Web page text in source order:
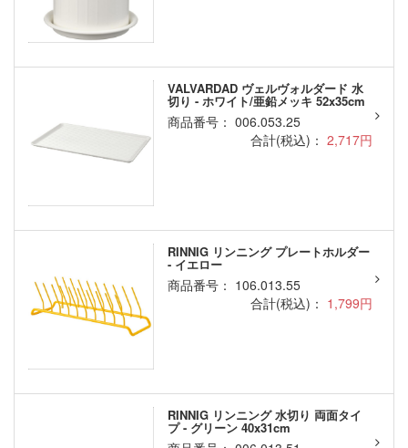
VALVARDAD ヴェルヴォルダード 水
切り - ホワイト/亜鉛メッキ 52x35cm
商品番号： 006.053.25
合計(税込)： 2,717円
RINNIG リンニング プレートホルダー
- イエロー
商品番号： 106.013.55
合計(税込)： 1,799円
RINNIG リンニング 水切り 両面タイ
プ - グリーン 40x31cm